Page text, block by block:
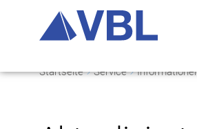
Startseite Service